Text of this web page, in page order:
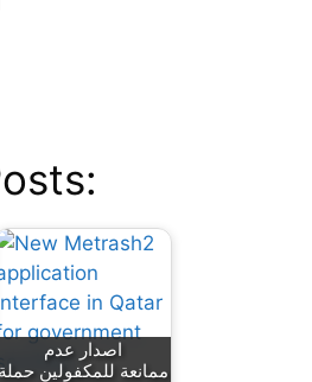
اصدار عدم
ممانعة للمكفولين حملة